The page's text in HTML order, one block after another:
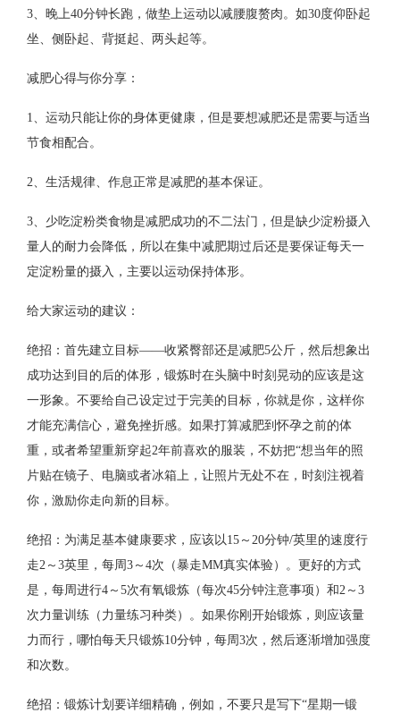
3、晚上40分钟长跑，做垫上运动以减腰腹赘肉。如30度仰卧起
坐、侧卧起、背挺起、两头起等。
减肥心得与你分享：
1、运动只能让你的身体更健康，但是要想减肥还是需要与适当
节食相配合。
2、生活规律、作息正常是减肥的基本保证。
3、少吃淀粉类食物是减肥成功的不二法门，但是缺少淀粉摄入
量人的耐力会降低，所以在集中减肥期过后还是要保证每天一
定淀粉量的摄入，主要以运动保持体形。
给大家运动的建议：
绝招：首先建立目标——收紧臀部还是减肥5公斤，然后想象出
成功达到目的后的体形，锻炼时在头脑中时刻晃动的应该是这
一形象。不要给自己设定过于完美的目标，你就是你，这样你
才能充满信心，避免挫折感。如果打算减肥到怀孕之前的体
重，或者希望重新穿起2年前喜欢的服装，不妨把“想当年的照
片贴在镜子、电脑或者冰箱上，让照片无处不在，时刻注视着
你，激励你走向新的目标。
绝招：为满足基本健康要求，应该以15～20分钟/英里的速度行
走2～3英里，每周3～4次（暴走MM真实体验）。更好的方式
是，每周进行4～5次有氧锻炼（每次45分钟注意事项）和2～3
次力量训练（力量练习种类）。如果你刚开始锻炼，则应该量
力而行，哪怕每天只锻炼10分钟，每周3次，然后逐渐增加强度
和次数。
绝招：锻炼计划要详细精确，例如，不要只是写下“星期一锻